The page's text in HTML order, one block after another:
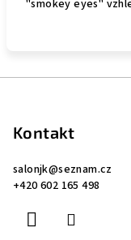
"smokey eyes"
Kontakt
salonjk@seznam.cz
+420 602 165 498